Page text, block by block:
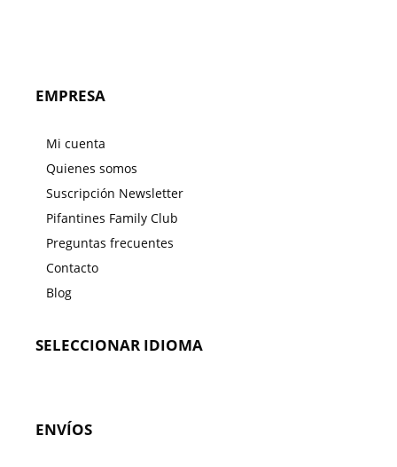
EMPRESA
Mi cuenta
Quienes somos
Suscripción Newsletter
Pifantines Family Club
Preguntas frecuentes
Contacto
Blog
SELECCIONAR IDIOMA
ENVÍOS